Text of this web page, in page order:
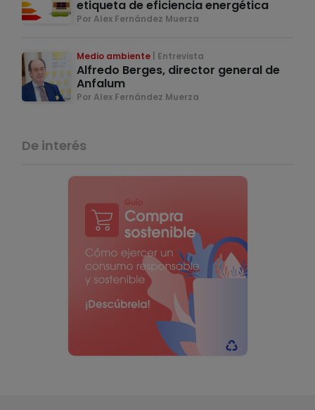
etiqueta de eficiencia energética
Por Alex Fernández Muerza
Medio ambiente Entrevista
Alfredo Berges, director general de
Anfalum
Por Alex Fernández Muerza
De interés